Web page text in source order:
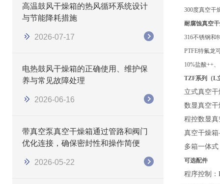
高温鼓风干燥箱的热风循环系统设计
与节能降耗措施
2026-07-17
电热鼓风干燥箱的正确使用、维护保
养与常见故障处理
2026-06-16
带真空泵真空干燥箱通过管路和阀门
优化连接，确保密封性和操作简便
2026-05-22
300度真空干
耐腐蚀真空
316不锈钢和
PTFE特氟龙
10%盐酸++
TZF系列（L
立式真空
数显真空
程控数显
真空干燥箱
多箱一体
可选配件
程序控制：